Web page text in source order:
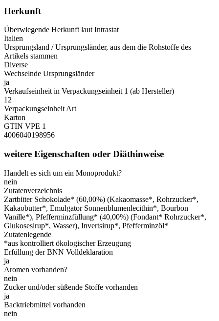
Herkunft
Überwiegende Herkunft laut Intrastat
Italien
Ursprungsland / Ursprungsländer, aus dem die Rohstoffe des
Artikels stammen
Diverse
Wechselnde Ursprungsländer
ja
Verkaufseinheit in Verpackungseinheit 1 (ab Hersteller)
12
Verpackungseinheit Art
Karton
GTIN VPE 1
4006040198956
weitere Eigenschaften oder Diäthinweise
Handelt es sich um ein Monoprodukt?
nein
Zutatenverzeichnis
Zartbitter Schokolade* (60,00%) (Kakaomasse*, Rohrzucker*,
Kakaobutter*, Emulgator Sonnenblumenlecithin*, Bourbon
Vanille*), Pfefferminzfüllung* (40,00%) (Fondant* Rohrzucker*,
Glukosesirup*, Wasser), Invertsirup*, Pfefferminzöl*
Zutatenlegende
*aus kontrolliert ökologischer Erzeugung
Erfüllung der BNN Volldeklaration
ja
Aromen vorhanden?
nein
Zucker und/oder süßende Stoffe vorhanden
ja
Backtriebmittel vorhanden
nein